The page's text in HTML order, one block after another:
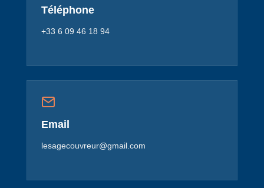
Téléphone
+33 6 09 46 18 94
Email
lesagecouvreur@gmail.com